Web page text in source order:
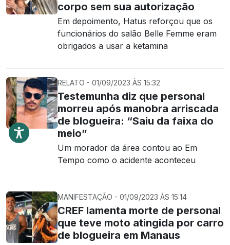
corpo sem sua autorização
Em depoimento, Hatus reforçou que os
funcionários do salão Belle Femme eram
obrigados a usar a ketamina
RELATO - 01/09/2023 ÀS 15:32
Testemunha diz que personal
morreu após manobra arriscada
de blogueira: “Saiu da faixa do
meio”
Um morador da área contou ao Em
Tempo como o acidente aconteceu
MANIFESTAÇÃO - 01/09/2023 ÀS 15:14
CREF lamenta morte de personal
que teve moto atingida por carro
de blogueira em Manaus